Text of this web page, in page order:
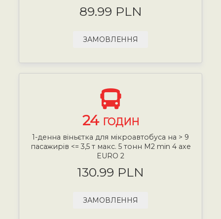
89.99 PLN
ЗАМОВЛЕННЯ
24 ГОДИН
1-денна віньєтка для мікроавтобуса на > 9
пасажирів <= 3,5 т макс. 5 тонн М2 min 4 axe
EURO 2
130.99 PLN
ЗАМОВЛЕННЯ